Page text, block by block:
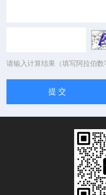
请输入计算结果（填写阿拉伯